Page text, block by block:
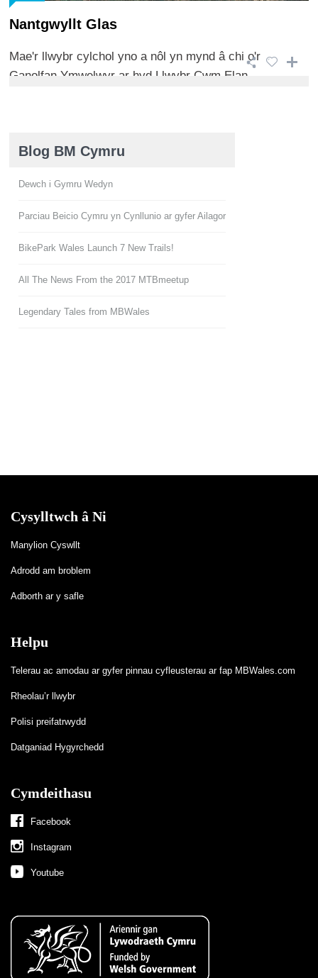
Nantgwyllt Glas
Mae'r llwybr cylchol yno a nôl yn mynd â chi o'r
Ganolfan Ymwelwyr ar hyd Llwybr Cwm Elan ...
Blog BM Cymru
Dewch i Gymru Wedyn
Parciau Beicio Cymru yn Cynllunio ar gyfer Ailagor
BikePark Wales Launch 7 New Trails!
All The News From the 2017 MTBmeetup
Legendary Tales from MBWales
Cysylltwch â Ni
Manylion Cyswllt
Adrodd am broblem
Adborth ar y safle
Helpu
Telerau ac amodau ar gyfer pinnau cyfleusterau ar fap MBWales.com
Rheolau’r llwybr
Polisi preifatrwydd
Datganiad Hygyrchedd
Cymdeithasu
Facebook
Instagram
Youtube